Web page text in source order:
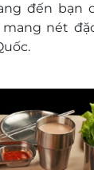
đến bạn
nét